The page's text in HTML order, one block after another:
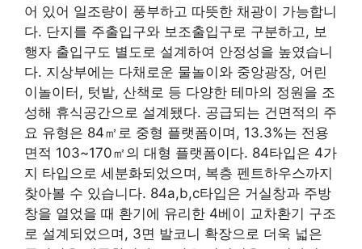
어 있어 일조량이 풍부하고 따뜻한 채광이 가능합니
다. 단지를 주출입구와 보조출입구로 구분하고, 보
행자 출입구도 별도로 설계하여 안정성을 높였습니
다. 지상부에는 다채로운 물놀이와 중앙광장, 어린
이놀이터, 텃밭, 산책로 등 다양한 테마의 정원을 조
성해 휴식공간으로 설계됐다. 공급되는 건면적의 주
요 유형은 84㎡로 중형 플랫폼이며, 13.3%는 전용
면적 103~170㎡의 대형 플랫폼이다. 84타입은 4가
지 타입으로 세분화되었으며, 복층 펜트하우스까지
찾아볼 수 있습니다. 84a,b,c타입은 거실창과 주방
창을 열었을 때 환기에 유리한 4베이 교차환기 구조
로 설계되었으며, 3면 발코니 확장으로 더욱 넓은